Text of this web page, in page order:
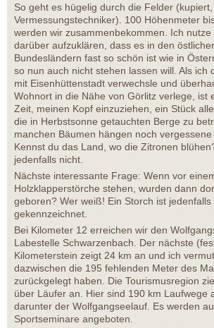
So geht es hügelig durch die Felder
Vermessungstechniker). 100 Höhenmeter
werden wir zusammenbekommen. Ich
darüber aufzuklären, dass es in den
Bundesländern fast so schön ist wie in
so nun auch nicht stehen lassen will. Als ich
mit Eisenhüttenstadt verwechsle und
Wohnort in die Nähe von Görlitz verlege, ist
Zeit, meinen Kopf einzuziehen, ein Stück
die in Herbstsonne getauchten Berge zu
manchen Bäumen hängen noch vergessene
Kennst du das Land, wo die Zitronen
jedenfalls nicht.
Nächste interessante Frage: Wenn vor
Holzklapperstörche stehen, wurden dann
geboren? Wer weiß! Ein Storch ist jedenfalls
gekennzeichnet.
Bei Kilometer 12 erreichen wir den
Labestelle Schwarzenbach. Der nächste
Kilometerstein zeigt 24 km an und ich
dazwischen die 195 fehlenden Meter des
zurückgelegt haben. Die Tourismusregion
über Läufer an. Hier sind 190 km Laufwege
darunter der Wolfgangseelauf. Es werden
Sportseminare angeboten.